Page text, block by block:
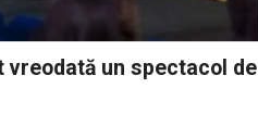
vreodată un spectacol de